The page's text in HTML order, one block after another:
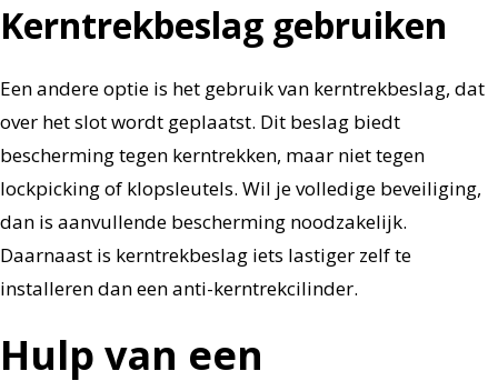
Kerntrekbeslag gebruiken
Een andere optie is het gebruik van kerntrekbeslag, dat
over het slot wordt geplaatst. Dit beslag biedt
bescherming tegen kerntrekken, maar niet tegen
lockpicking of klopsleutels. Wil je volledige beveiliging,
dan is aanvullende bescherming noodzakelijk.
Daarnaast is kerntrekbeslag iets lastiger zelf te
installeren dan een anti-kerntrekcilinder.
Hulp van een